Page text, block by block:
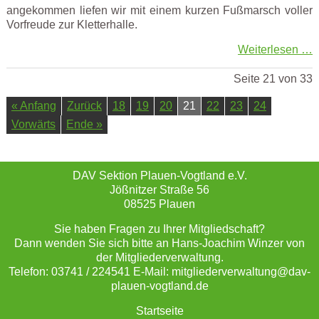
angekommen liefen wir mit einem kurzen Fußmarsch voller
Vorfreude zur Kletterhalle.
Weiterlesen …
Seite 21 von 33
« Anfang Zurück 18 19 20 21 22 23
24
Vorwärts
Ende »
DAV Sektion Plauen-Vogtland e.V.
Jößnitzer Straße 56
08525 Plauen
Sie haben Fragen zu Ihrer Mitgliedschaft?
Dann wenden Sie sich bitte an Hans-Joachim Winzer von
der Mitgliederverwaltung.
Telefon: 03741 / 224541 E-Mail: mitgliederverwaltung@dav-
plauen-vogtland.de
Startseite